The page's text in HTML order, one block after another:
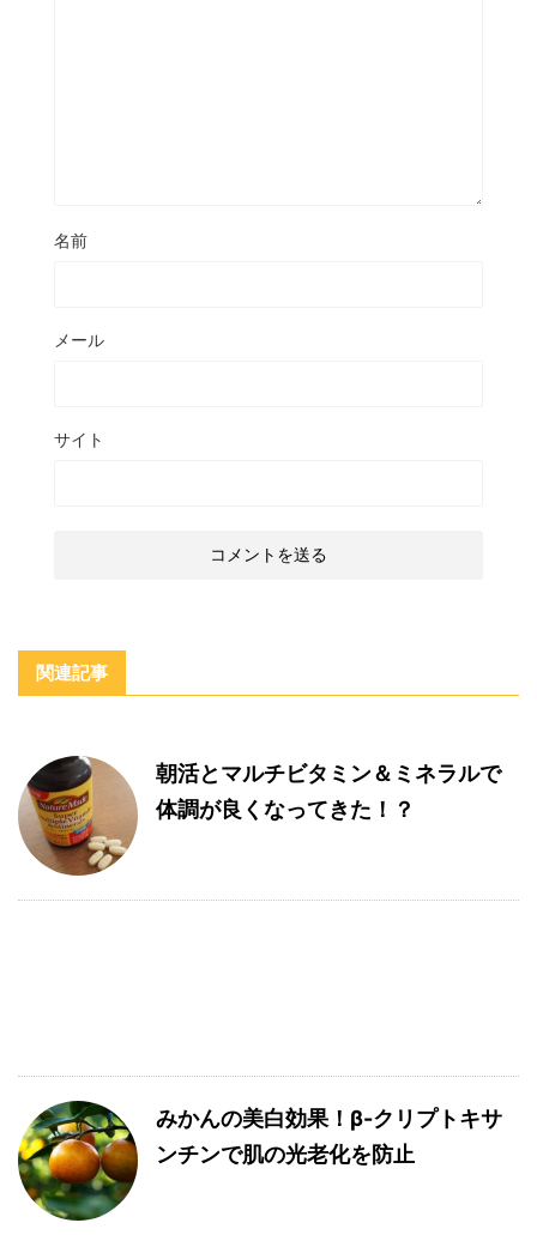
名前
メール
サイト
関連記事
朝活とマルチビタミン＆ミネラルで
体調が良くなってきた！？
みかんの美白効果！β-クリプトキサ
ンチンで肌の光老化を防止